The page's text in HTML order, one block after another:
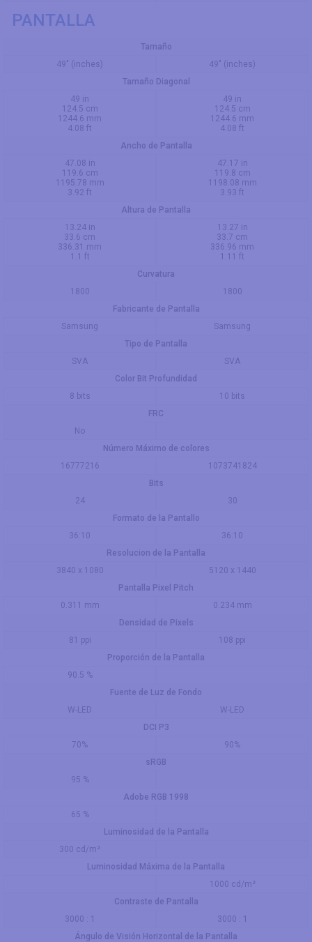
PANTALLA
Tamaño
49" (inches)
49" (inches)
Tamaño Diagonal
49 in
124.5 cm
1244.6 mm
4.08 ft
49 in
124.5 cm
1244.6 mm
4.08 ft
Ancho de Pantalla
47.08 in
119.6 cm
1195.78 mm
3.92 ft
47.17 in
119.8 cm
1198.08 mm
3.93 ft
Altura de Pantalla
13.24 in
33.6 cm
336.31 mm
1.1 ft
13.27 in
33.7 cm
336.96 mm
1.11 ft
Curvatura
1800
1800
Fabricante de Pantalla
Samsung
Samsung
Tipo de Pantalla
SVA
SVA
Color Bit Profundidad
8 bits
10 bits
FRC
No
Número Máximo de colores
16777216
1073741824
Bits
24
30
Formato de la Pantallo
36:10
36:10
Resolucion de la Pantalla
3840 x 1080
5120 x 1440
Pantalla Pixel Pitch
0.311 mm
0.234 mm
Densidad de Pixels
81 ppi
108 ppi
Proporción de la Pantalla
90.5 %
Fuente de Luz de Fondo
W-LED
W-LED
DCI P3
70%
90%
sRGB
95 %
Adobe RGB 1998
65 %
Luminosidad de la Pantalla
300 cd/m²
Luminosidad Máxima de la Pantalla
1000 cd/m²
Contraste de Pantalla
3000 : 1
3000 : 1
Ángulo de Visión Horizontal de la Pantalla